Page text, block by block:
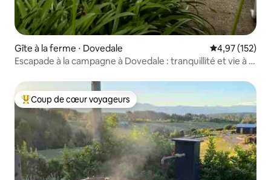
Gîte à la ferme ⋅ Dovedale Évaluation
4,97 (152)
Escapade à la campagne à Dovedale : tranquillité et vie à la
Coups de cœur voyageurs les plus appréciés
Coup de cœur voyageurs